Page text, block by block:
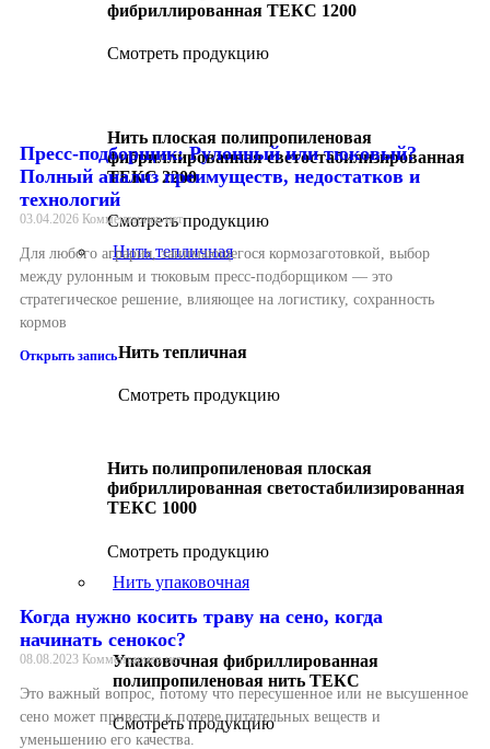
фибриллированная ТЕКС 1200
Смотреть продукцию
Нить плоская полипропиленовая
фибриллированная светостабилизированная
ТЕКС 2200
Смотреть продукцию
Нить тепличная
Нить тепличная
Смотреть продукцию
Нить полипропиленовая плоская
фибриллированная светостабилизированная
ТЕКС 1000
Смотреть продукцию
Нить упаковочная
Упаковочная фибриллированная
полипропиленовая нить ТЕКС
Смотреть продукцию
Пресс-подборщик: Рулонный или тюковый?
Полный анализ преимуществ, недостатков и
технологий
03.04.2026 Комментариев нет
Для любого агрария, занимающегося кормозаготовкой, выбор
между рулонным и тюковым пресс-подборщиком — это
стратегическое решение, влияющее на логистику, сохранность
кормов
Открыть запись
Когда нужно косить траву на сено, когда
начинать сенокос?
08.08.2023 Комментариев нет
Это важный вопрос, потому что пересушенное или не высушенное
сено может привести к потере питательных веществ и
уменьшению его качества.